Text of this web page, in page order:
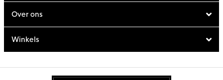
Over ons
Winkels